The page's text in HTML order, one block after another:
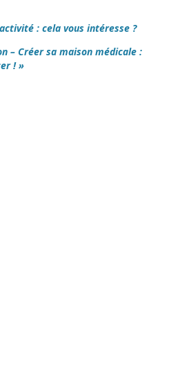
: cela vous intéresse ?
– Créer sa maison médicale :
! »